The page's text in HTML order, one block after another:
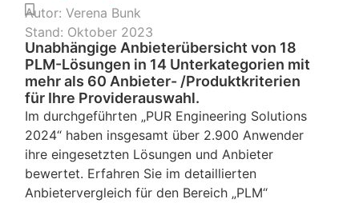
Autor: Verena Bunk
Stand: Oktober 2023
Unabhängige Anbieterübersicht von 18
PLM-Lösungen in 14 Unterkategorien mit
mehr als 60 Anbieter- /Produktkriterien
für Ihre Providerauswahl.
Im durchgeführten „PUR Engineering Solutions
2024“ haben insgesamt über 2.900 Anwender
ihre eingesetzten Lösungen und Anbieter
bewertet. Erfahren Sie im detaillierten
Anbietervergleich für den Bereich „PLM“